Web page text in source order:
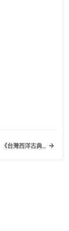
【研討會徵稿】《台灣西洋古典、中世紀暨文藝復興學會 (TACMRS)第十六屆國際研討會》淡江大學英文學系